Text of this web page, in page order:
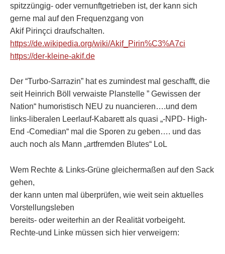
spitzzüngig- oder vernunftgetrieben ist, der kann sich
gerne mal auf den Frequenzgang von
Akif Pirinçci draufschalten.
https://de.wikipedia.org/wiki/Akif_Pirin%C3%A7ci
https://der-kleine-akif.de
Der “Turbo-Sarrazin” hat es zumindest mal geschafft, die
seit Heinrich Böll verwaiste Planstelle ” Gewissen der
Nation“ humoristisch NEU zu nuancieren….und dem
links-liberalen Leerlauf-Kabarett als quasi „-NPD- High-
End -Comedian“ mal die Sporen zu geben…. und das
auch noch als Mann „artfremden Blutes“ LoL
Wem Rechte & Links-Grüne gleichermaßen auf den Sack
gehen,
der kann unten mal überprüfen, wie weit sein aktuelles
Vorstellungsleben
bereits- oder weiterhin an der Realität vorbeigeht.
Rechte-und Linke müssen sich hier verweigern: